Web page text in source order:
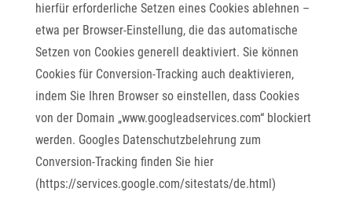
hierfür erforderliche Setzen eines Cookies ablehnen –
etwa per Browser-Einstellung, die das automatische
Setzen von Cookies generell deaktiviert. Sie können
Cookies für Conversion-Tracking auch deaktivieren,
indem Sie Ihren Browser so einstellen, dass Cookies
von der Domain „www.googleadservices.com“ blockiert
werden. Googles Datenschutzbelehrung zum
Conversion-Tracking finden Sie hier
(https://services.google.com/sitestats/de.html)